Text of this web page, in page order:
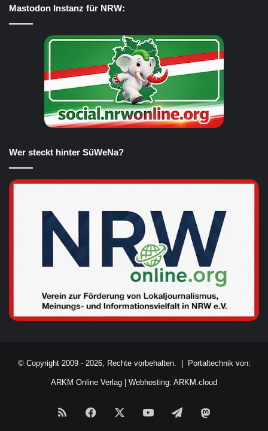
Mastodon Instanz für NRW:
Wer steckt hinter SüWeNa?
© Copyright 2009 - 2026, Rechte vorbehalten. | Portaltechnik von:
ARKM Online Verlag Webhosting: ARKM.cloud
RSS Facebook YouTubeTelegram